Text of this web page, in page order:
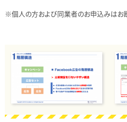
※個人の方および同業者のお申込みはお断